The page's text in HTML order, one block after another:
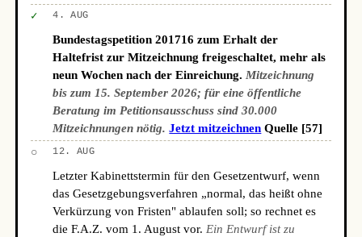
✓ 4. AUG
Bundestagspetition 201716 zum Erhalt der
Haltefrist zur Mitzeichnung freigeschaltet, mehr als
neun Wochen nach der Einreichung. Mitzeichnung
bis zum 15. September 2026; für eine öffentliche
Beratung im Petitionsausschuss sind 30.000
Mitzeichnungen nötig. Jetzt mitzeichnen Quelle [57]
○ 12. AUG
Letzter Kabinettstermin für den Gesetzentwurf, wenn
das Gesetzgebungsverfahren „normal, das heißt ohne
Verkürzung von Fristen" ablaufen soll; so rechnet es
die F.A.Z. vom 1. August vor. Ein Entwurf ist zu